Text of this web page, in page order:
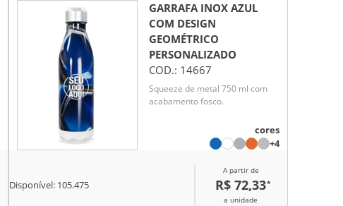
GARRAFA INOX AZUL
COM DESIGN
GEOMÉTRICO
PERSONALIZADO
COD.: 14667
Squeeze de metal 750 ml com
acabamento fosco.
cores
+4
Disponível: 105.475
A partir de
R$ 72,33*
a unidade